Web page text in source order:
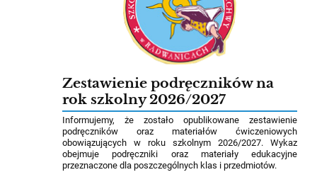
Zestawienie podręczników na
rok szkolny 2026/2027
Informujemy, że zostało opublikowane zestawienie
podręczników oraz materiałów ćwiczeniowych
obowiązujących w roku szkolnym 2026/2027. Wykaz
obejmuje podręczniki oraz materiały edukacyjne
przeznaczone dla poszczególnych klas i przedmiotów.